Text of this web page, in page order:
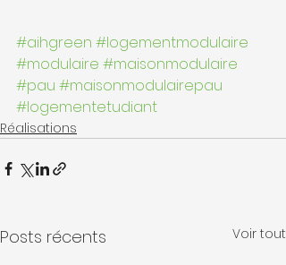
#aihgreen #logementmodulaire
#modulaire #maisonmodulaire
#pau #maisonmodulairepau
#logementetudiant
Réalisations
Posts récents Voir tout